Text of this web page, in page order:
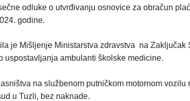
odluke o utvrđivanju osnovice za obračun
godine.
je Mišljenje Ministarstva zdravstva na
uspostavljanja ambulanti školske medicine.
na službenom putničkom motornom vozilu
u Tuzli, bez naknade.